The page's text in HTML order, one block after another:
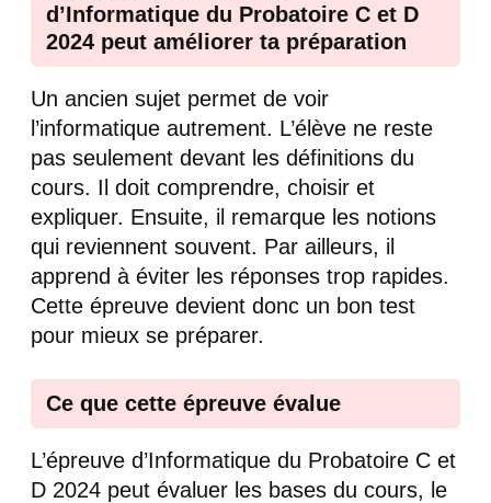
d’Informatique du Probatoire C et D
2024 peut améliorer ta préparation
Un ancien sujet permet de voir
l’informatique autrement. L’élève ne reste
pas seulement devant les définitions du
cours. Il doit comprendre, choisir et
expliquer. Ensuite, il remarque les notions
qui reviennent souvent. Par ailleurs, il
apprend à éviter les réponses trop rapides.
Cette épreuve devient donc un bon test
pour mieux se préparer.
Ce que cette épreuve évalue
L’épreuve d’Informatique du Probatoire C et
D 2024 peut évaluer les bases du cours, le